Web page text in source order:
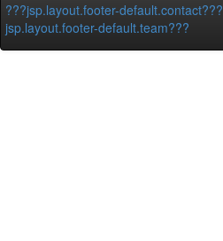
???jsp.layout.footer-default.contact???
jsp.layout.footer-default.team???